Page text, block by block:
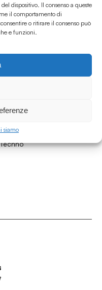
dispositivo. Il consenso a queste
il comportamento di
o ritirare il consenso può
e funzioni.
siamo
Techno